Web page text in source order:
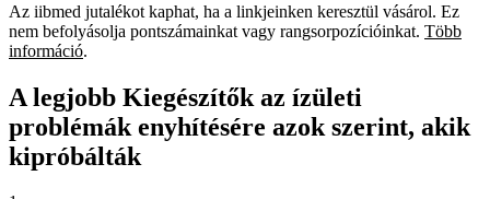
Az iibmed jutalékot kaphat, ha a linkjeinken keresztül vásárol. Ez
nem befolyásolja pontszámainkat vagy rangsorpozícióinkat. Több
információ.
A legjobb Kiegészítők az ízületi
problémák enyhítésére azok szerint, akik
kipróbálták